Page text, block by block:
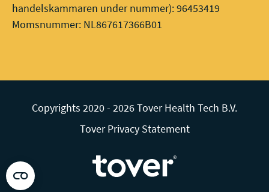
handelskammaren under nummer): 96453419
Momsnummer: NL867617366B01
Copyrights 2020 - 2026 Tover Health Tech B.V.
Tover Privacy Statement